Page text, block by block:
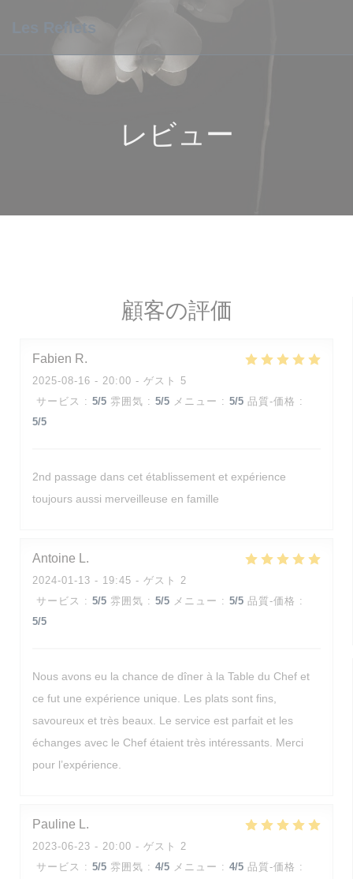
Les Reflets
レビュー
顧客の評価
Fabien R
2025-08-16 - 20:00 - ゲスト 5
サービス : 5/5 雰囲気 : 5/5 メニュー : 5/5 品質-価格 :
5/5
2nd passage dans cet établissement et expérience
toujours aussi merveilleuse en famille
Antoine L
2024-01-13 - 19:45 - ゲスト 2
サービス : 5/5 雰囲気 : 5/5 メニュー : 5/5 品質-価格 :
5/5
Nous avons eu la chance de dîner à la Table du Chef et
ce fut une expérience unique. Les plats sont fins,
savoureux et très beaux. Le service est parfait et les
échanges avec le Chef étaient très intéressants. Merci
pour l’expérience.
Pauline L
2023-06-23 - 20:00 - ゲスト 2
サービス : 5/5 雰囲気 : 4/5 メニュー : 4/5 品質-価格 :